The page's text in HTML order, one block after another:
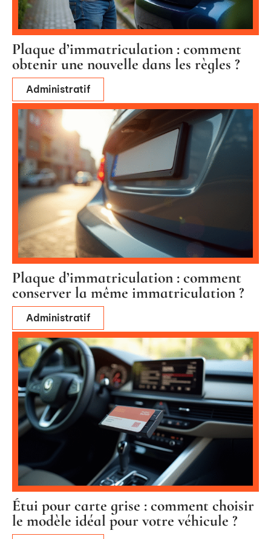
Plaque d’immatriculation : comment
obtenir une nouvelle dans les règles ?
Administratif
Plaque d’immatriculation : comment
conserver la même immatriculation ?
Administratif
Étui pour carte grise : comment choisir
le modèle idéal pour votre véhicule ?